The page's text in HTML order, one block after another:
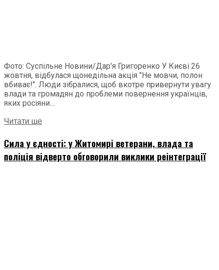
Фото: Суспільне Новини/Дар'я Григоренко У Києві 26
жовтня, відбулася щонедільна акція "Не мовчи, полон
вбиває!". Люди зібралися, щоб вкотре привернути увагу
влади та громадян до проблеми повернення українців,
яких росіяни...
Читати ще
Сила у єдності: у Житомирі ветерани, влада та
поліція відверто обговорили виклики реінтеграції